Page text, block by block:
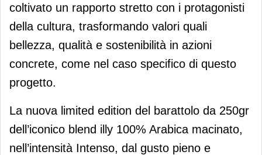
coltivato un rapporto stretto con i protagonisti
della cultura, trasformando valori quali
bellezza, qualità e sostenibilità in azioni
concrete, come nel caso specifico di questo
progetto.
La nuova limited edition del barattolo da 250gr
dell’iconico blend illy 100% Arabica macinato,
nell’intensità Intenso, dal gusto pieno e